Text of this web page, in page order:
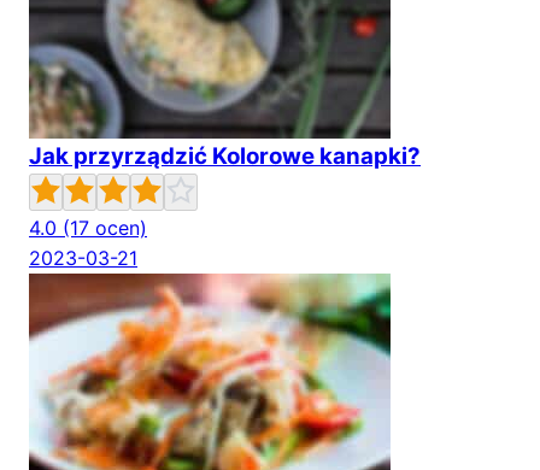
Jak przyrządzić Kolorowe kanapki?
4.0 (17 ocen)
2023-03-21